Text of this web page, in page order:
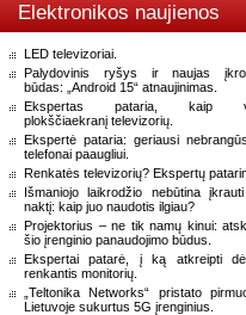
Elektronikos naujienos
LED televizoriai.
Palydovinis ryšys ir naujas
būdas: „Android 15“ atnaujinimas.
Ekspertas pataria, kaip
plokščiaekranį televizorių.
Ekspertė pataria: geriausi
telefonai paaugliui.
Renkatės televizorių? Ekspertų
Išmaniojo laikrodžio nebūtina
naktį: kaip juo naudotis ilgiau?
Projektorius – ne tik namų kinui:
šio įrenginio panaudojimo būdus.
Ekspertai patarė, į ką atkreipti
renkantis monitorių.
„Teltonika Networks“ pristato
Lietuvoje sukurtus 5G įrenginius.